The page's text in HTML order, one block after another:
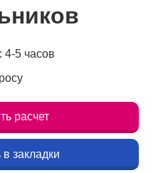
4-5 часов
расчет
закладки